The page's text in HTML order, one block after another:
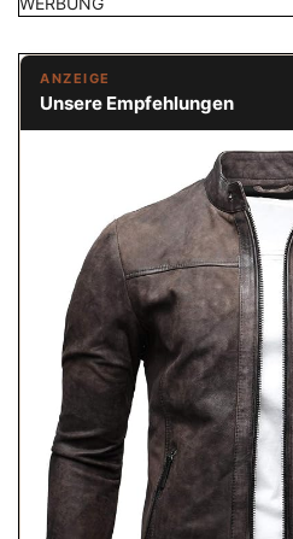
ANZEIGE
Unsere Empfehlungen